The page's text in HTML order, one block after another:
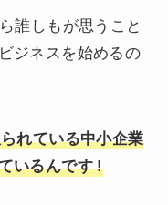
誰しもが思うこと
ジネスを始めるの
れている中小企業
いるんです !